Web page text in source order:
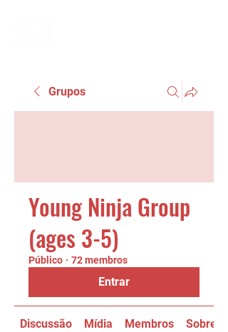
Grupos
Young Ninja Group
(ages 3-5)
Público · 72 membros
Entrar
Discussão Mídia Membros Sobre